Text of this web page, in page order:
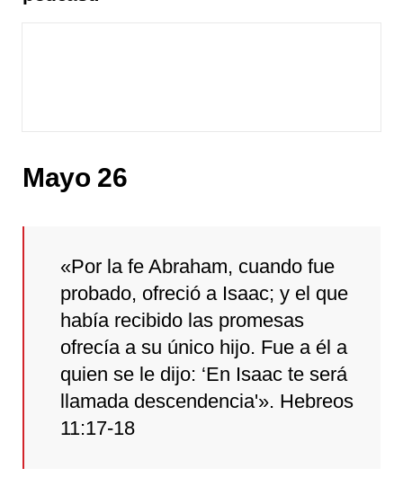
Mayo 26
«Por la fe Abraham, cuando fue
probado, ofreció a Isaac; y el que
había recibido las promesas
ofrecía a su único hijo. Fue a él a
quien se le dijo: ‘En Isaac te será
llamada descendencia'». Hebreos
11:17-18